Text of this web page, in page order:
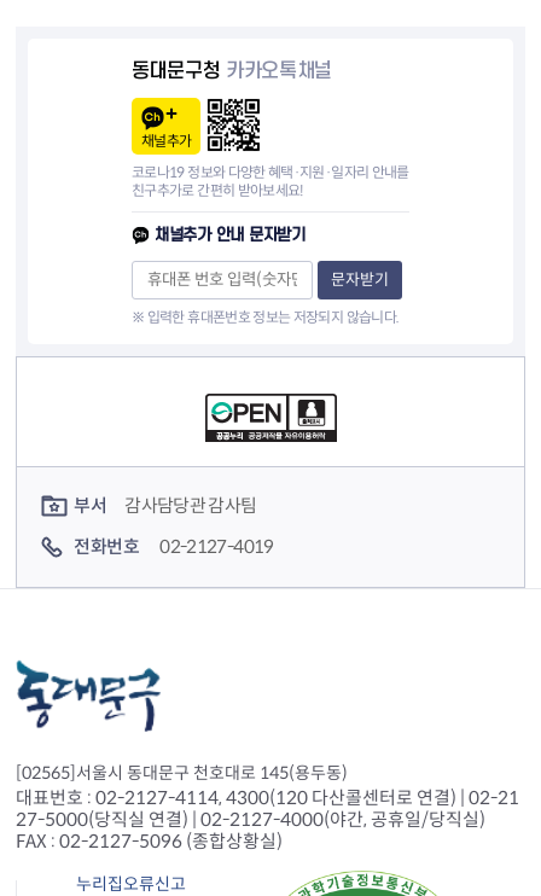
동대문구청 카카오톡채널
채널추가
코로나19 정보와 다양한 혜택·지원·일자리 안내를
친구추가로 간편히 받아보세요!
채널추가 안내 문자받기
문자받기
※ 입력한 휴대폰번호 정보는 저장되지 않습니다.
부서
감사담당관 감사팀
전화번호
02-2127-4019
[02565]서울시 동대문구 천호대로 145(용두동)
대표번호 : 02-2127-4114, 4300(120 다산콜센터로 연결) | 02-21
27-5000(당직실 연결) | 02-2127-4000(야간, 공휴일/당직실)
FAX : 02-2127-5096 (종합상황실)
누리집오류신고